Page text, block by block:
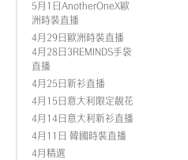
5月1日AnotherOneX歐
洲時裝直播
4月29日歐洲時裝直播
4月28日3REMINDS手袋
直播
4月25日新衫直播
4月15日意大利限定靚花
4月14日意大利新衫直播
4月11日 韓國時裝直播
4月精選